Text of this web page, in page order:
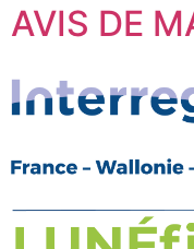
AVIS DE